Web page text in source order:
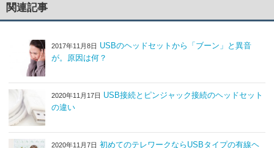
関連記事
2017年11月8日 USBのヘッドセットから「ブーン」と異音
が。原因は何？
2020年11月17日 USB接続とピンジャック接続のヘッドセット
の違い
2020年11月7日 初めてのテレワークならUSBタイプの有線ヘ